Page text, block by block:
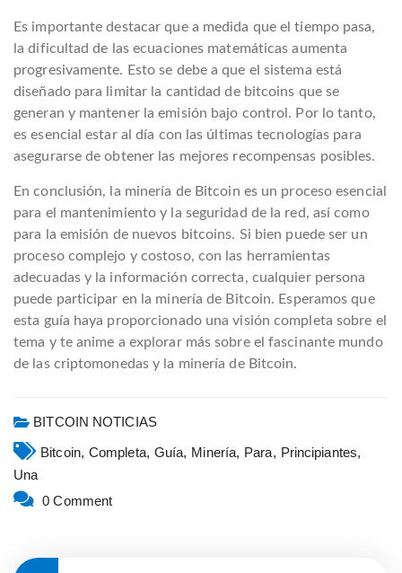
Es importante destacar que a medida que el tiempo pasa,
la dificultad de las ecuaciones matemáticas aumenta
progresivamente. Esto se debe a que el sistema está
diseñado para limitar la cantidad de bitcoins que se
generan y mantener la emisión bajo control. Por lo tanto,
es esencial estar al día con las últimas tecnologías para
asegurarse de obtener las mejores recompensas posibles.
En conclusión, la minería de Bitcoin es un proceso esencial
para el mantenimiento y la seguridad de la red, así como
para la emisión de nuevos bitcoins. Si bien puede ser un
proceso complejo y costoso, con las herramientas
adecuadas y la información correcta, cualquier persona
puede participar en la minería de Bitcoin. Esperamos que
esta guía haya proporcionado una visión completa sobre el
tema y te anime a explorar más sobre el fascinante mundo
de las criptomonedas y la minería de Bitcoin.
BITCOIN NOTICIAS
Bitcoin, Completa, Guía, Minería, Para, Principiantes,
Una
0 Comment